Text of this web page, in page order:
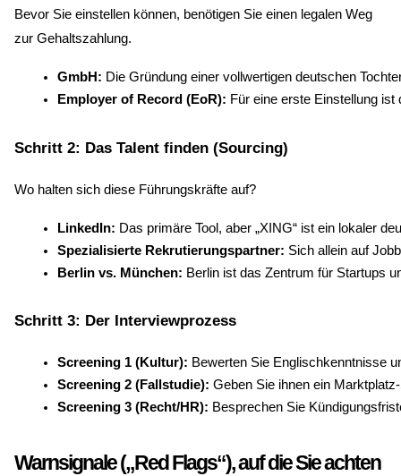
Bevor Sie einstellen können, benötigen Sie einen legalen Weg
zur Gehaltszahlung.
GmbH: Die Gründung einer vollwertigen deutschen
Employer of Record (EoR): Für eine erste Einstellung
Schritt 2: Das Talent finden (Sourcing)
Wo halten sich diese Führungskräfte auf?
LinkedIn: Das primäre Tool, aber „XING“ ist ein lokaler
Spezialisierte Rekrutierungspartner: Sich allein auf
Berlin vs. München: Berlin ist das Zentrum für Startups
Schritt 3: Der Interviewprozess
Screening 1 (Kultur): Bewerten Sie Englischkenntnisse
Screening 2 (Fallstudie): Geben Sie ihnen ein
Screening 3 (Recht/HR): Besprechen Sie
Warnsignale („Red Flags“), auf die Sie achten